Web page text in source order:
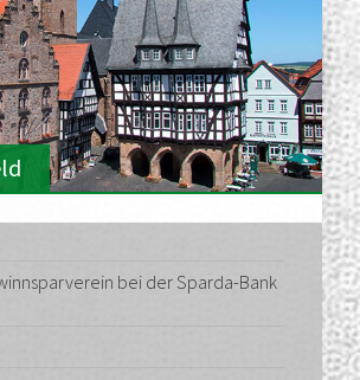
bei der Sparda-Bank